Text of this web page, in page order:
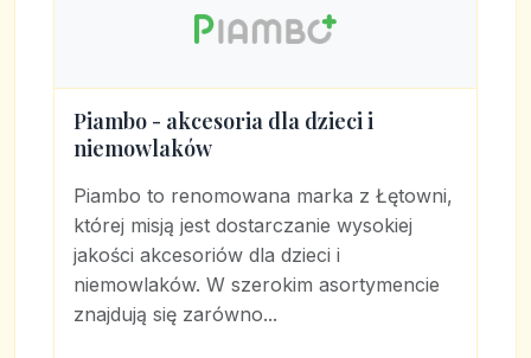
Piambo - akcesoria dla dzieci i
niemowlaków
Piambo to renomowana marka z Łętowni,
której misją jest dostarczanie wysokiej
jakości akcesoriów dla dzieci i
niemowlaków. W szerokim asortymencie
znajdują się zarówno...